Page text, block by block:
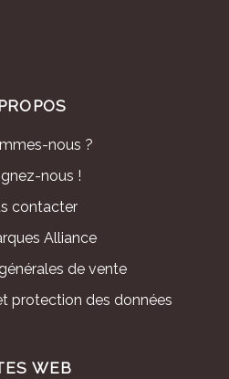
nous ?
nous !
contacter
Alliance
de vente
protection des données
WEB